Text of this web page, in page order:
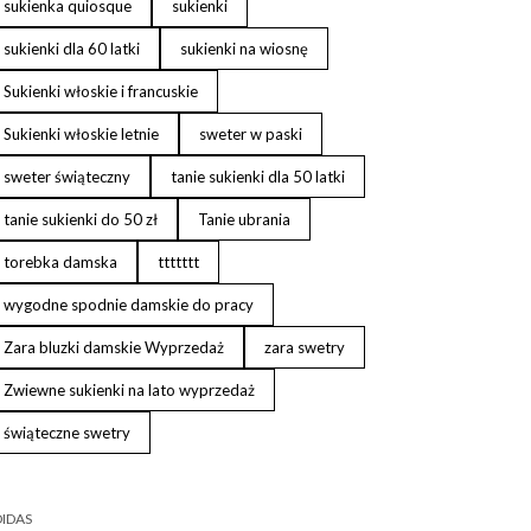
sukienka quiosque sukienki
sukienki dla 60 latki sukienki na wiosnę
Sukienki włoskie i francuskie
Sukienki włoskie letnie sweter w paski
sweter świąteczny tanie sukienki dla 50 latki
tanie sukienki do 50 zł Tanie ubrania
torebka damska ttttttt
wygodne spodnie damskie do pracy
Zara bluzki damskie Wyprzedaż zara swetry
Zwiewne sukienki na lato wyprzedaż
świąteczne swetry